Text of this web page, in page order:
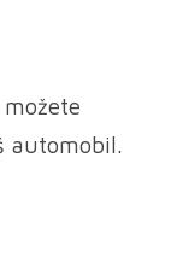
možete
automobil.